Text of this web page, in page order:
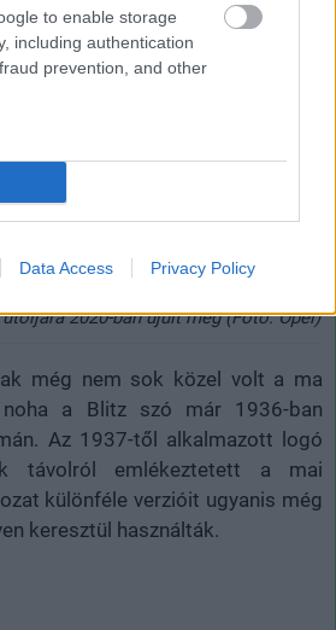
to enable storage
including authentication
prevention, and other
Data Access Privacy Policy
2020-ban újult meg (Fotó: Opel)
még nem sok közel volt a ma
noha a Blitz szó már 1936-ban
Az 1937-től alkalmazott logó
távolról emlékeztetett a mai
különféle verzióit ugyanis még
keresztül használták.